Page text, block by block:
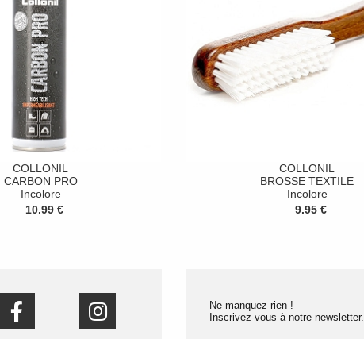
COLLONIL
CARBON PRO
Incolore
10.99 €
COLLONIL
BROSSE TEXTILE
Incolore
9.95 €
Ne manquez rien !
Inscrivez-vous à notre newsletter.